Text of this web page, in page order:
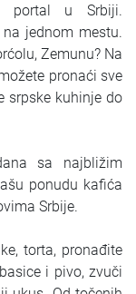
portal u Srbiji.
jednom mestu.
Zemunu? Na
pronaći sve
srpske kuhinje do
sa najbližim
ponudu kafića
Srbije.
torta, pronađite
i pivo, zvuči